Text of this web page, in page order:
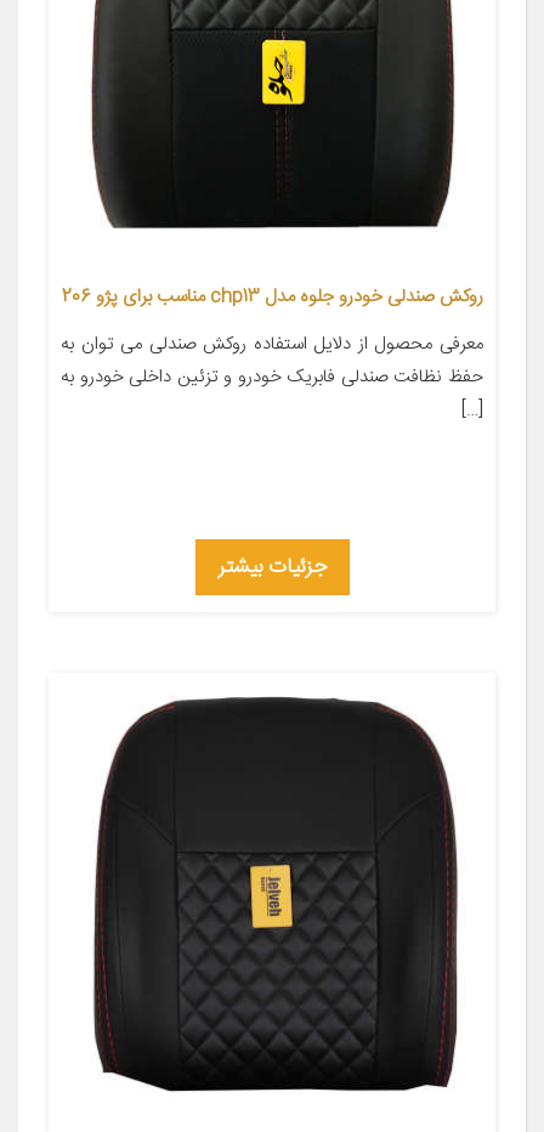
روکش صندلی خودرو جلوه مدل chp13 مناسب برای پژو 206
معرفی محصول از دلایل استفاده روکش صندلی می توان به
حفظ نظافت صندلی فابریک خودرو و تزئین داخلی خودرو به
[…]
جزئیات بیشتر